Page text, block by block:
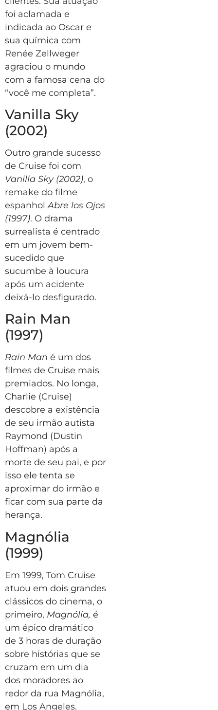
foi aclamada e
indicada ao Oscar e
sua química com
Renée Zellweger
agraciou o mundo
com a famosa cena do
“você me completa”.
Vanilla Sky
(2002)
Outro grande sucesso
de Cruise foi com
Vanilla Sky (2002), o
remake do filme
espanholAbre los Ojos
(1997). O drama
surrealista é centrado
em um jovem bem-
sucedido que
sucumbe à loucura
após um acidente
deixá-lo desfigurado.
Rain Man
(1997)
Rain Man é um dos
filmes de Cruise mais
premiados. No longa,
Charlie (Cruise)
descobre a existência
de seu irmão autista
Raymond (Dustin
Hoffman) após a
morte de seu pai, e por
isso ele tenta se
aproximar do irmão e
ficar com sua parte da
herança.
Magnólia
(1999)
Em 1999, Tom Cruise
atuou em dois grandes
clássicos do cinema, o
primeiro, Magnólia, é
um épico dramático
de 3 horas de duração
sobre histórias que se
cruzam em um dia
dos moradores ao
redor da rua Magnólia,
em Los Angeles.